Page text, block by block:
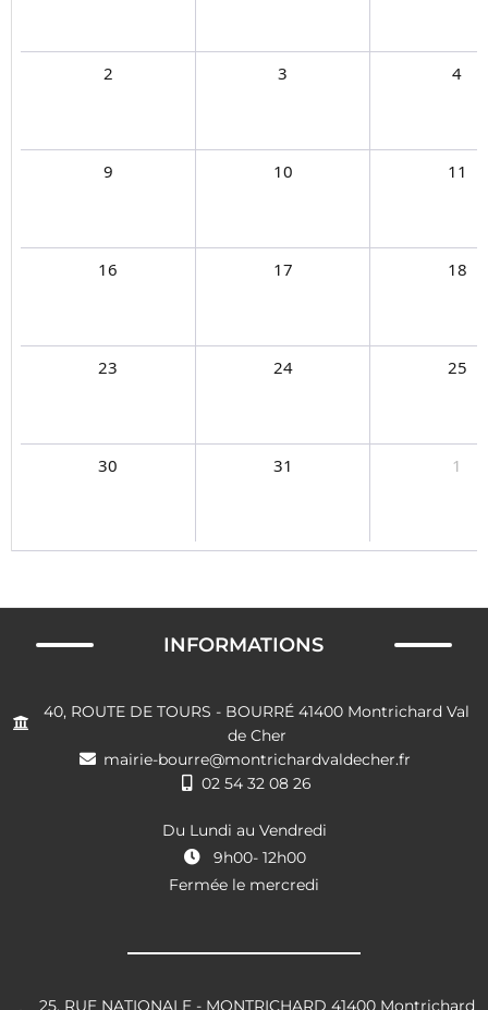
2 3 4
9 10 11
16 17 18
23 24 25
30 31 1
INFORMATIONS
40, ROUTE DE TOURS - BOURRÉ 41400 Montrichard Val
de Cher
mairie-bourre@montrichardvaldecher.fr
02 54 32 08 26
Du Lundi au Vendredi
9h00- 12h00
Fermée le mercredi
25, RUE NATIONALE - MONTRICHARD 41400 Montrichard